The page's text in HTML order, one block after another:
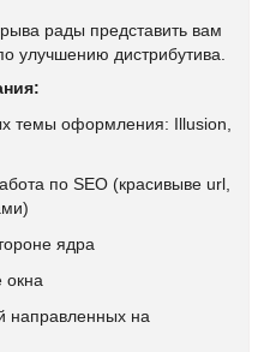
рады представить вам
улучшению дистрибутива.
темы оформления: Illusion,
по SEO (красивыве url,
ядра
окна
направленных на